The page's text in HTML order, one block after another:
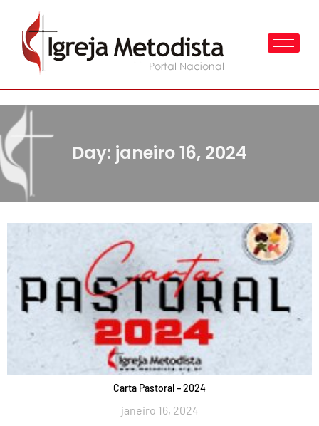
Day: janeiro 16, 2024
Carta Pastoral – 2024
janeiro 16, 2024